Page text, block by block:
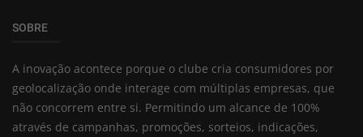
SOBRE
A inovação acontece porque o clube cria consumidores por
geolocalização onde interage com múltiplas empresas, que
não concorrem entre si. Permitindo um alcance de 100%
através de campanhas, promoções, sorteios, indicações,